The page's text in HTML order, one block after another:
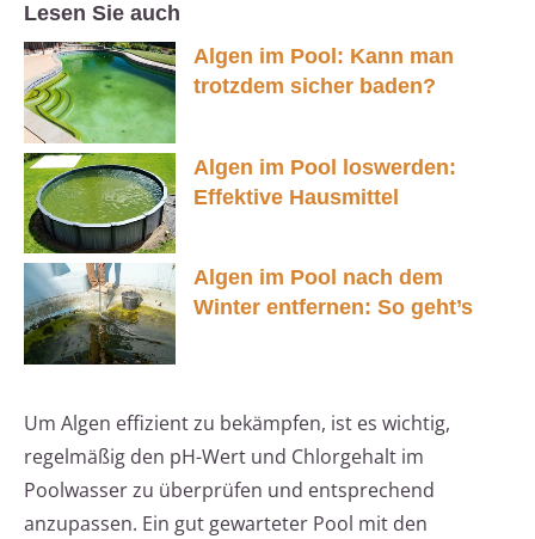
Lesen Sie auch
Algen im Pool: Kann man
trotzdem sicher baden?
Algen im Pool loswerden:
Effektive Hausmittel
Algen im Pool nach dem
Winter entfernen: So geht’s
Um Algen effizient zu bekämpfen, ist es wichtig,
regelmäßig den pH-Wert und Chlorgehalt im
Poolwasser zu überprüfen und entsprechend
anzupassen. Ein gut gewarteter Pool mit den